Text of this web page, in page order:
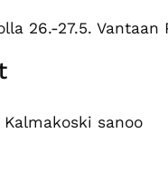
26.-27.5. Vantaan
sanoo